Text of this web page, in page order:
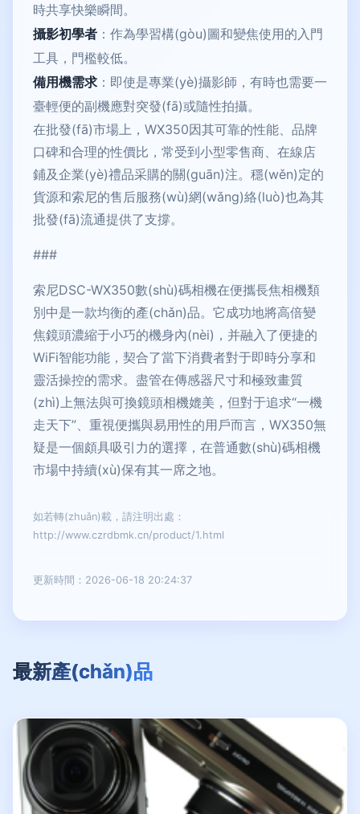
時共享快樂瞬間。
攝影初學者 ：作為學習構(gòu)圖和變焦使用的入門
工具，門檻較低。
備用機需求 ：即使是專業(yè)攝影師，有時也需要一
臺輕便的副機應對突發(fā)或隨性拍攝。
在批發(fā)市場上，WX350因其可靠的性能、品牌
口碑和合理的性價比，常受到小型零售商、在線店
鋪及企業(yè)禮品采購的關(guān)注。穩(wěn)定的
貨源和索尼的售后服務(wù)網(wǎng)絡(luò)也為其
批發(fā)流通提供了支撐。
###
索尼DSC-WX350數(shù)碼相機在便攜長焦相機類
別中是一款均衡的產(chǎn)品。它成功地將高倍變
焦鏡頭濃縮于小巧的機身內(nèi)，并融入了便捷的
WiFi智能功能，契合了當下消費者對于即時分享和
靈活操控的需求。盡管在傳感器尺寸和極致畫質
(zhì)上無法與可換鏡頭相機媲美，但對于追求“一機
走天下”、重視便攜與易用性的用戶而言，WX350無
疑是一個頗具吸引力的選擇，在普通數(shù)碼相機
市場中持續(xù)保有其一席之地。
如若轉(zhuǎn)載，請注明出處：
http://www.czrdbmk.cn/product/1.html
更新時間：2026-06-18 20:24:37
最新產(chǎn)品